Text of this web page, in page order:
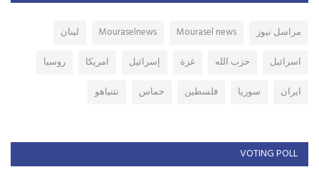
مراسل نيوز Mourasel news
Mouraselnews
لبنان
اسرائيل
حزب الله غزة إسرائيل امريكا
روسيا
ايران
سوريا فلسطين حماس نتنياهو
VOTING POLL